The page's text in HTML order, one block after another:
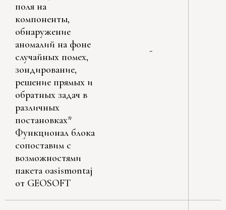
поля на
компоненты,
обнаружение
аномалий на фоне
случайных помех,
зондирование,
решение прямых и
обратных задач в
различных
постановках*
Функционал блока
сопоставим с
возможностями
пакета 0asismontaj
от GEOSOFT
-